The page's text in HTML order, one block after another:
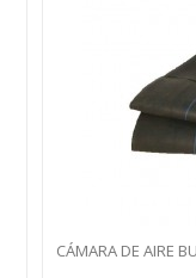
CÁMARA DE AIRE